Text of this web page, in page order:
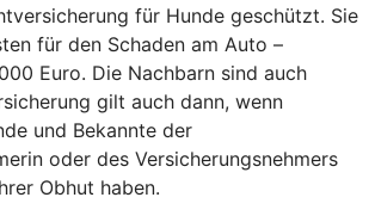
für Hunde geschützt. Sie
für den Schaden am Auto –
Euro. Die Nachbarn sind auch
gilt auch dann, wenn
und Bekannte der
oder des Versicherungsnehmers
Obhut haben.